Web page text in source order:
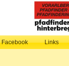
Facebook Links